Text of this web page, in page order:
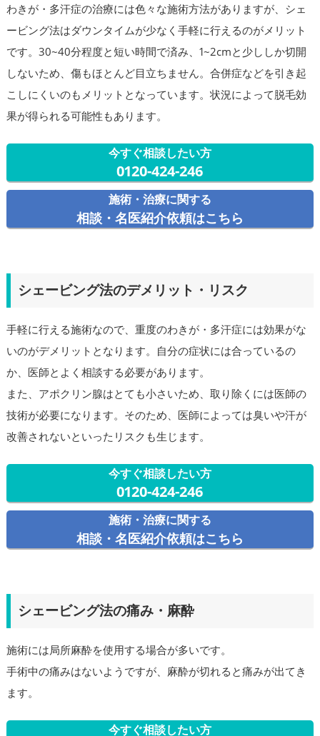
わきが・多汗症の治療には色々な施術方法がありますが、シェ
ービング法はダウンタイムが少なく手軽に行えるのがメリット
です。30~40分程度と短い時間で済み、1~2cmと少ししか切開
しないため、傷もほとんど目立ちません。合併症などを引き起
こしにくいのもメリットとなっています。状況によって脱毛効
果が得られる可能性もあります。
今すぐ相談したい方
0120-424-246
施術・治療に関する
相談・名医紹介依頼はこちら
シェービング法のデメリット・リスク
手軽に行える施術なので、重度のわきが・多汗症には効果がな
いのがデメリットとなります。自分の症状には合っているの
か、医師とよく相談する必要があります。
また、アポクリン腺はとても小さいため、取り除くには医師の
技術が必要になります。そのため、医師によっては臭いや汗が
改善されないといったリスクも生じます。
今すぐ相談したい方
0120-424-246
施術・治療に関する
相談・名医紹介依頼はこちら
シェービング法の痛み・麻酔
施術には局所麻酔を使用する場合が多いです。
手術中の痛みはないようですが、麻酔が切れると痛みが出てき
ます。
今すぐ相談したい方